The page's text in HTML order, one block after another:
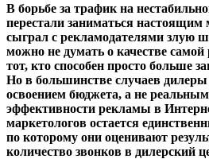
В борьбе за трафик на
перестали заниматься
сыграл c рекламодателями злую
можно не думать о качестве
тот, кто способен просто больше
Но в большинстве случаев
освоением бюджета, а не
эффективности рекламы в
маркетологов остается
по которому они оценивают
количество звонков в дилерский